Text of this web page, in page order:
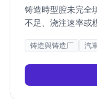
铸造時型腔未完全
不足、浇注速率或
铸造與铸造厂 汽